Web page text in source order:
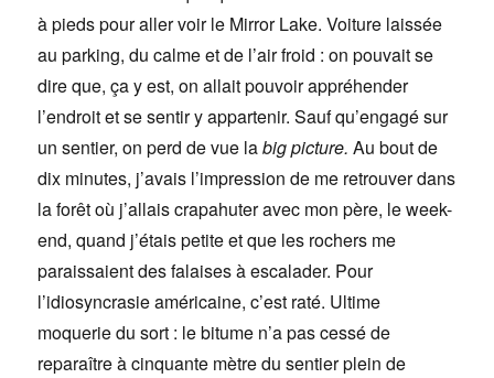
à pieds pour aller voir le Mirror Lake. Voiture laissée
au parking, du calme et de l’air froid : on pouvait se
dire que, ça y est, on allait pouvoir appréhender
l’endroit et se sentir y appartenir. Sauf qu’engagé sur
un sentier, on perd de vue labig picture. Au bout de
dix minutes, j’avais l’impression de me retrouver dans
la forêt où j’allais crapahuter avec mon père, le week-
end, quand j’étais petite et que les rochers me
paraissaient des falaises à escalader. Pour
l’idiosyncrasie américaine, c’est raté. Ultime
moquerie du sort : le bitume n’a pas cessé de
reparaître à cinquante mètre du sentier plein de